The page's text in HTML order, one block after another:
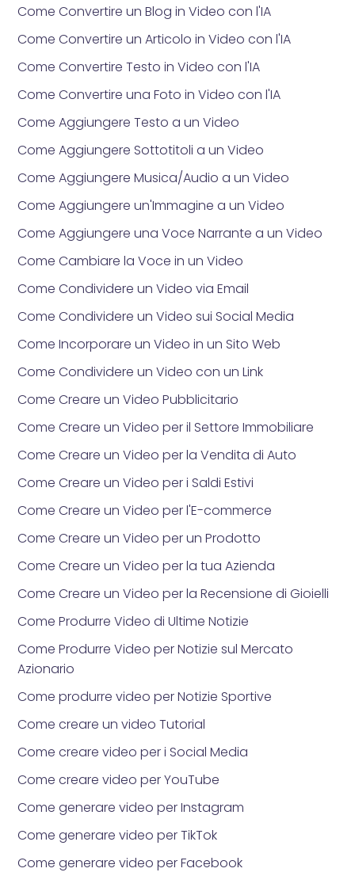
Come Convertire un Blog in Video con l'IA
Come Convertire un Articolo in Video con l'IA
Come Convertire Testo in Video con l'IA
Come Convertire una Foto in Video con l'IA
Come Aggiungere Testo a un Video
Come Aggiungere Sottotitoli a un Video
Come Aggiungere Musica/Audio a un Video
Come Aggiungere un'Immagine a un Video
Come Aggiungere una Voce Narrante a un Video
Come Cambiare la Voce in un Video
Come Condividere un Video via Email
Come Condividere un Video sui Social Media
Come Incorporare un Video in un Sito Web
Come Condividere un Video con un Link
Come Creare un Video Pubblicitario
Come Creare un Video per il Settore Immobiliare
Come Creare un Video per la Vendita di Auto
Come Creare un Video per i Saldi Estivi
Come Creare un Video per l'E-commerce
Come Creare un Video per un Prodotto
Come Creare un Video per la tua Azienda
Come Creare un Video per la Recensione di Gioielli
Come Produrre Video di Ultime Notizie
Come Produrre Video per Notizie sul Mercato
Azionario
Come produrre video per Notizie Sportive
Come creare un video Tutorial
Come creare video per i Social Media
Come creare video per YouTube
Come generare video per Instagram
Come generare video per TikTok
Come generare video per Facebook